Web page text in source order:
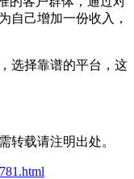
自己增加一份收入，
选择靠谱的平台，这
转载请注明出处。